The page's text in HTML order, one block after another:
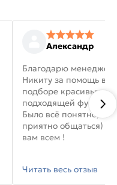
Александр
Благодарю
Никиту за помощь в
подборе красивых
подходящей
Было всё понятно, и
приятно общаться)
вам всем !
Читать весь отзыв